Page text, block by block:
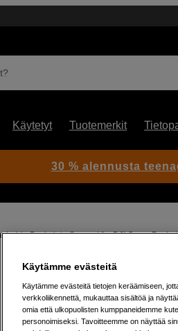
Käytetyt Tuotemerkit
Backplate Support for DJI Osmo
30 % alennusta
Käytämme evästeitä
Käytämme evästeitä tietojen keräämiseen,
verkkoliikennettä, mukauttaa sisältöä ja
omia että ulkopuolisten kumppaneidemme
personoimiseksi. Tavoitteemme on näyttää